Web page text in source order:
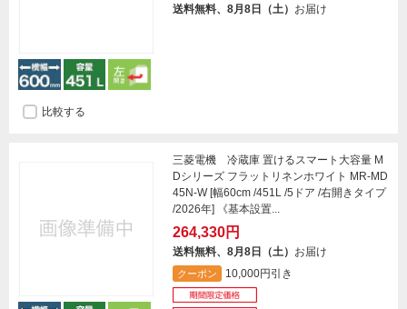
送料無料、8月8日（土） お届け
比較する
三菱電機 冷蔵庫 置けるスマート大容量 M
Dシリーズ フラットリネンホワイト MR-MD
45N-W [幅60cm /451L /5ドア /右開きタイプ
/2026年] 《基本設置...
264,330円
送料無料、8月8日（土） お届け
クーポン 10,000円引き